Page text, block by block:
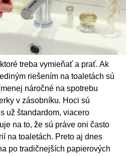
treba vymieňať a prať. Ak
riešením na toaletách sú
náročné na spotrebu
v zásobníku. Hoci sú
už štandardom, viacero
na to, že sú práve oni často
na toaletách. Preto aj dnes
po tradičnejších papierových